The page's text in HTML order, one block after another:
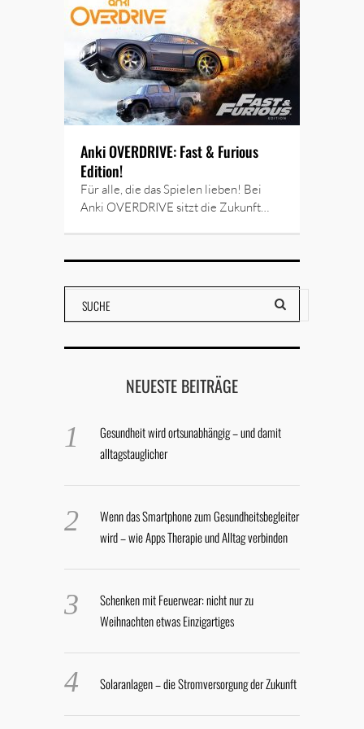
Anki OVERDRIVE: Fast & Furious
Edition!
Für alle, die das Spielen lieben! Bei
Anki OVERDRIVE sitzt die Zukunft…
NEUESTE BEITRÄGE
Gesundheit wird ortsunabhängig – und damit
alltagstauglicher
Wenn das Smartphone zum Gesundheitsbegleiter
wird – wie Apps Therapie und Alltag verbinden
Schenken mit Feuerwear: nicht nur zu
Weihnachten etwas Einzigartiges
Solaranlagen – die Stromversorgung der Zukunft